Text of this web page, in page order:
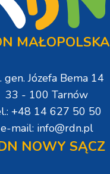
MAŁOPOLSKA
gen. Józefa Bema 14
33 - 100 Tarnów
+48 14 627 50 50
e-mail: info@rdn.pl
NOWY SĄCZ